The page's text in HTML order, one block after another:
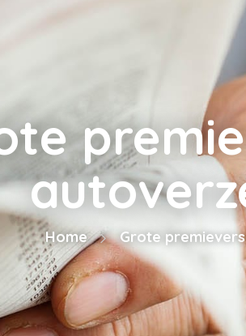
Home Grote